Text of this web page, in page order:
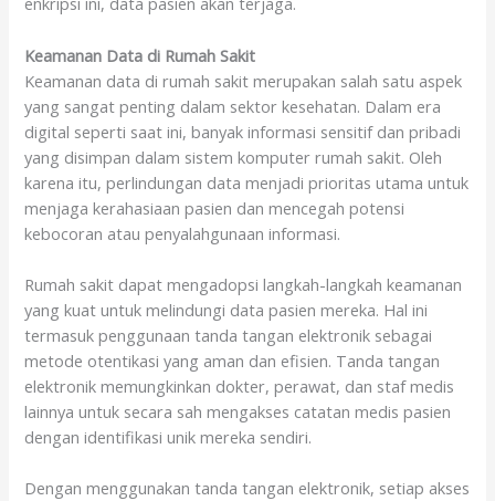
Keamanan Data di Rumah Sakit
Keamanan data di rumah sakit merupakan salah satu aspek
yang sangat penting dalam sektor kesehatan. Dalam era
digital seperti saat ini, banyak informasi sensitif dan pribadi
yang disimpan dalam sistem komputer rumah sakit. Oleh
karena itu, perlindungan data menjadi prioritas utama untuk
menjaga kerahasiaan pasien dan mencegah potensi
kebocoran atau penyalahgunaan informasi.
Rumah sakit dapat mengadopsi langkah-langkah keamanan
yang kuat untuk melindungi data pasien mereka. Hal ini
termasuk penggunaan tanda tangan elektronik sebagai
metode otentikasi yang aman dan efisien. Tanda tangan
elektronik memungkinkan dokter, perawat, dan staf medis
lainnya untuk secara sah mengakses catatan medis pasien
dengan identifikasi unik mereka sendiri.
Dengan menggunakan tanda tangan elektronik, setiap akses